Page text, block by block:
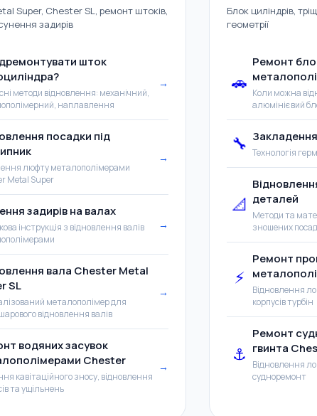
Super, Chester SL, ремонт штоків,
задирів
шток
методи відновлення: механічний,
наплавлення
→
посадки під
люфту металополімерами
Metal Super
→
задирів на валах
інструкція з відновлення валів
→
вала Chester Metal
SL
металополімер для
відновлення валів
→
водяних засувок
Chester
кавітаційного зносу, відновлення
та ущільнень
→
Блок циліндрів,
геометрії
🚗
Ремонт
Коли можна
алюмінієвий
🔧 Технологія
📐 деталей
Методи та
зношених
⚡
Ремонт
Відновлення
корпусів турбін
⚓
Ремонт
гвинта
Відновлення
судноремонт